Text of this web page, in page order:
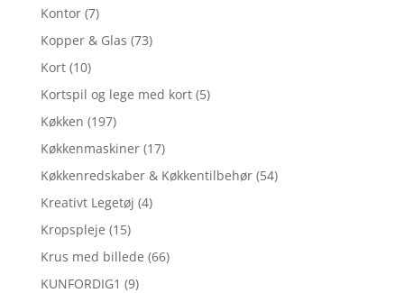
Kontor (7)
Kopper & Glas (73)
Kort (10)
Kortspil og lege med kort (5)
Køkken (197)
Køkkenmaskiner (17)
Køkkenredskaber & Køkkentilbehør (54)
Kreativt Legetøj (4)
Kropspleje (15)
Krus med billede (66)
KUNFORDIG1 (9)